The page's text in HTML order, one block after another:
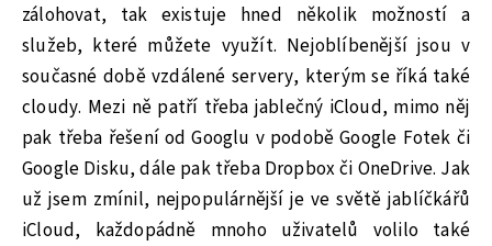
zálohovat, tak existuje hned několik možností a
služeb, které můžete využít. Nejoblíbenější jsou v
současné době vzdálené servery, kterým se říká také
cloudy. Mezi ně patří třeba jablečný iCloud, mimo něj
pak třeba řešení od Googlu v podobě Google Fotek či
Google Disku, dále pak třeba Dropbox či OneDrive. Jak
už jsem zmínil, nejpopulárnější je ve světě jablíčkářů
iCloud, každopádně mnoho uživatelů volilo také